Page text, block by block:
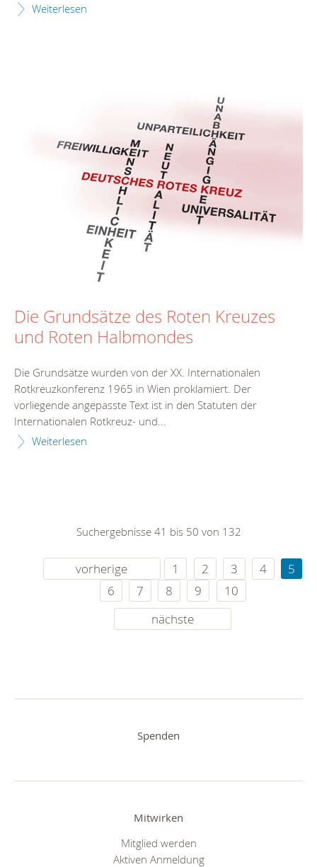
Weiterlesen
Die Grundsätze des Roten Kreuzes
und Roten Halbmondes
Die Grundsätze wurden von der XX. Internationalen
Rotkreuzkonferenz 1965 in Wien proklamiert. Der
vorliegende angepasste Text ist in den Statuten der
Internationalen Rotkreuz- und...
Weiterlesen
Suchergebnisse 41 bis 50 von 132
vorherige 1 2 3 4
5
6
7 8 9
10
nächste
Spenden
Mitwirken
Mitglied werden
Aktiven Anmeldung